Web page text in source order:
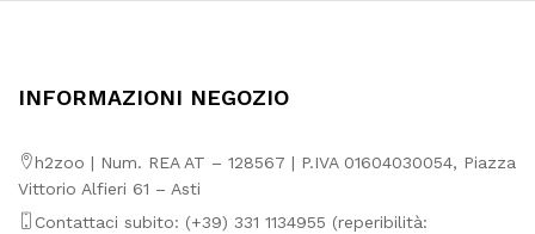
INFORMAZIONI NEGOZIO
h2zoo | Num. REA AT – 128567 | P.IVA 01604030054, Piazza
Vittorio Alfieri 61 – Asti
Contattaci subito: (+39) 331 1134955 (reperibilità: